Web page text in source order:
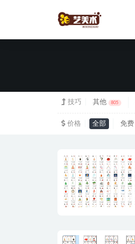
技巧 其他 805
价格 全部 免费